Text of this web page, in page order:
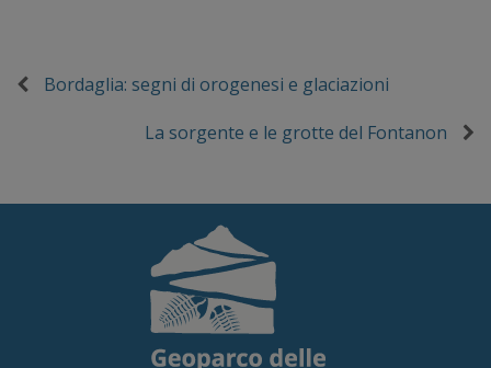
Bordaglia: segni di orogenesi e glaciazioni
La sorgente e le grotte del Fontanon